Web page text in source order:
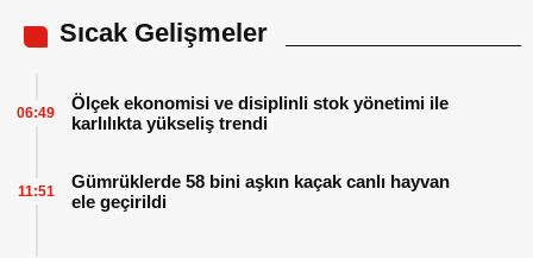
Sıcak Gelişmeler
Ölçek ekonomisi ve disiplinli stok yönetimi ile
karlılıkta yükseliş trendi
06:49
Gümrüklerde 58 bini aşkın kaçak canlı hayvan
ele geçirildi
11:51